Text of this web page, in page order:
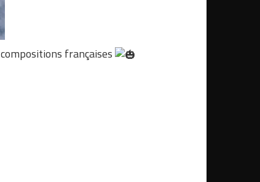
compositions françaises